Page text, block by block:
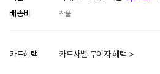
배송비
착불
카드혜택 카드사별 무이자 혜택 >